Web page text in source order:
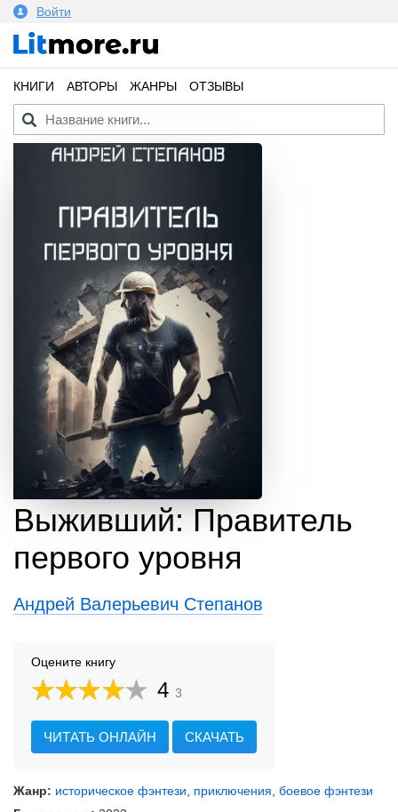
Войти
КНИГИ АВТОРЫ ЖАНРЫ ОТЗЫВЫ
Выживший: Правитель
первого уровня
Андрей Валерьевич Степанов
Оцените книгу
4 3
ЧИТАТЬ ОНЛАЙН СКАЧАТЬ
Жанр: историческое фэнтези приключения боевое фэнтези